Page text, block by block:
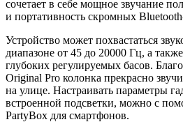
сочетает в себе мощное звучание
и портативность скромных
Устройство может похвастаться
диапазоне от 45 до 20000 Гц, а
глубоких регулируемых басов.
Original Pro колонка прекрасно
на улице. Настраивать параметры
встроенной подсветки, можно с
PartyBox для смартфонов.